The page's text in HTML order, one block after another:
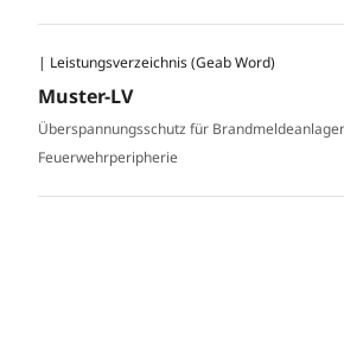
| Leistungsverzeichnis (Geab Word)
Muster-LV
Überspannungsschutz für
Feuerwehrperipherie